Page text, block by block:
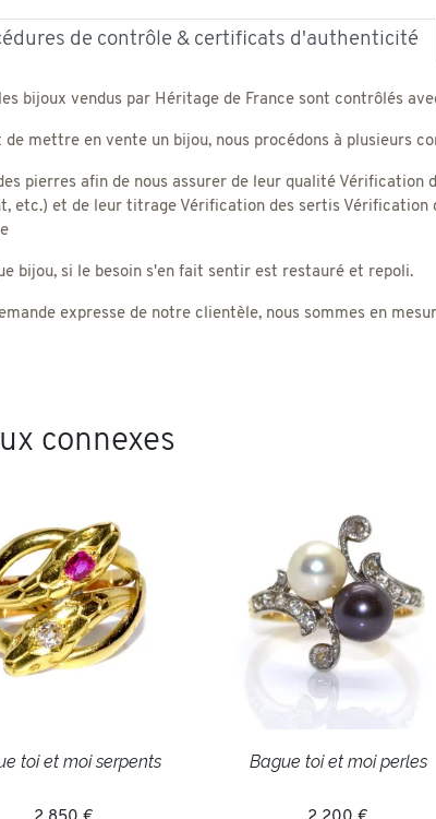
de contrôle & certificats d'authenticité
bijoux vendus par Héritage de France sont contrôlés
de mettre en vente un bijou, nous procédons à plusieurs
pierres afin de nous assurer de leur qualité
etc.) et de leur titrage Vérification des sertis Vérification
bijou, si le besoin s'en fait sentir est restauré et repoli.
expresse de notre clientèle, nous sommes en
connexes
toi et moi serpents Bague toi et moi perles